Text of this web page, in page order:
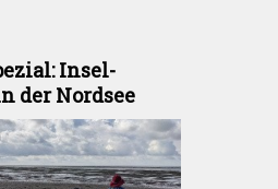
Insel-
der Nordsee